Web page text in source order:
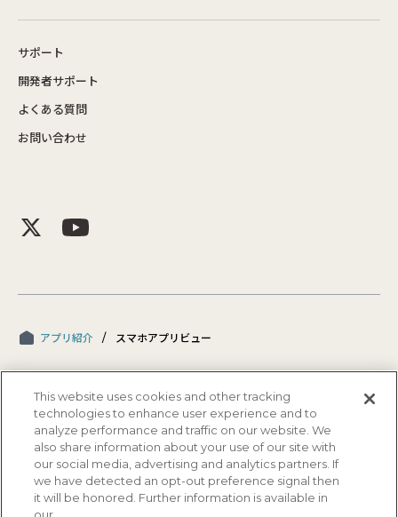
サポート
開発者サポート
よくある質問
お問い合わせ
アプリ紹介 スマホアプリビュー
プライバシーポリシー セキュリティポリシー Cookieポリシー
This website uses cookies and other tracking
technologies to enhance user experience and to
analyze performance and traffic on our website. We
also share information about your use of our site with
our social media, advertising and analytics partners. If
we have detected an opt-out preference signal then
it will be honored. Further information is available in